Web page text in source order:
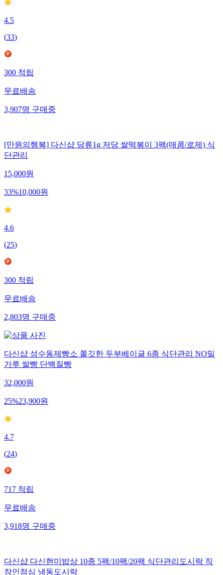
4.5
(33)
300 적립
무료배송
3,907명 구매중
[만원의행복] 다신샵 당류1g 저당 쌀떡볶이 3팩(매콤/로제) 식
단관리
15,000원
33%10,000원
4.6
(25)
300적립
무료배송
2,803명구매중
다신샵 성수동제빵소 쫄깃한 두부베이글 6종 식단관리 NO밀
가루 쌀빵 단백질빵
32,000원
25%23,900원
4.7
(24)
717적립
무료배송
3,918명구매중
다신샵 다신현미밥상 10종 5팩/10팩/20팩 식단관리도시락 직